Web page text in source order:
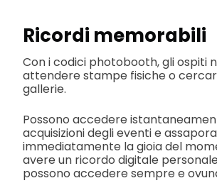
Ricordi memorabili
Con i codici photobooth, gli ospiti
attendere stampe fisiche o
gallerie.
Possono accedere
acquisizioni degli eventi e
immediatamente la gioia del
avere un ricordo digitale
possono accedere sempre e